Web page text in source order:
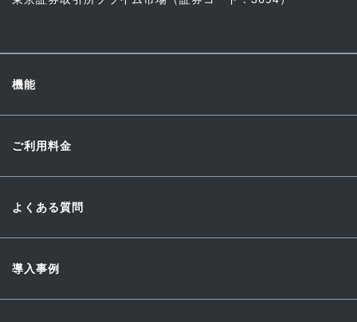
機能
ご利用料金
よくある質問
導入事例